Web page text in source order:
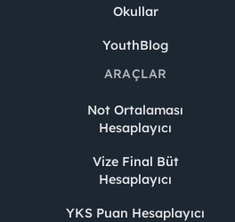
Okullar
YouthBlog
ARAÇLAR
Not Ortalaması
Hesaplayıcı
Vize Final Büt
Hesaplayıcı
YKS Puan Hesaplayıcı